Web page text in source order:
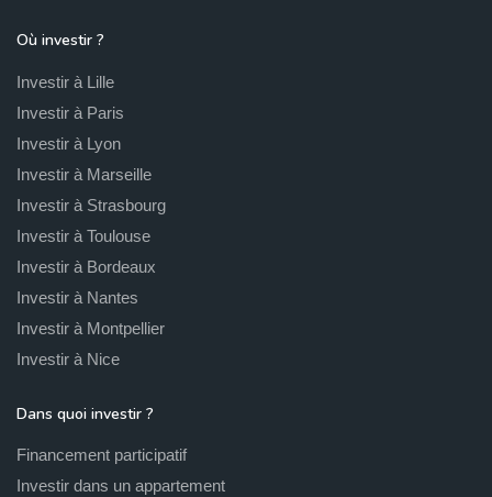
Où investir ?
Investir à Lille
Investir à Paris
Investir à Lyon
Investir à Marseille
Investir à Strasbourg
Investir à Toulouse
Investir à Bordeaux
Investir à Nantes
Investir à Montpellier
Investir à Nice
Dans quoi investir ?
Financement participatif
Investir dans un appartement